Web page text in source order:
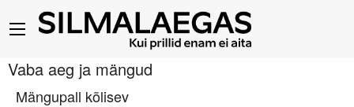
Vaba aeg ja mängud
Mängupall kõlisev